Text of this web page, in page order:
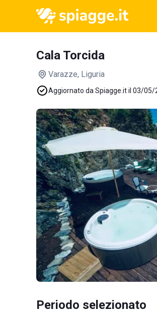
Cala Torcida
Varazze, Liguria
Aggiornato da Spiagge.it il 03/05/
Periodo selezionato